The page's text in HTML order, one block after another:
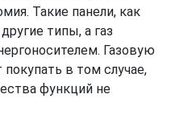
Такие панели, как
типы, а газ
Газовую
в том случае,
функций не